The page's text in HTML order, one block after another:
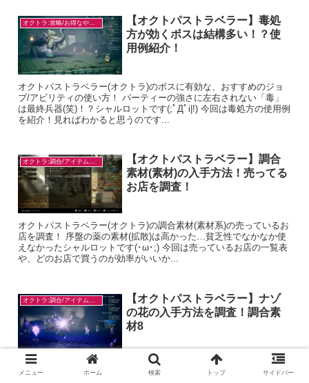
オクトラ:攻略/お得なやり方
【オクトパストラベラー】毒処
方が効くボスは結構多い！？使
用例紹介！
オクトパストラベラー(オクトラ)のボスに有効な、おすすめのジョ
ブ/アビリティの使い方！ パーティーの強さに左右されない「毒」
は最終兵器(笑)！？シャルロットです(;ﾟДﾟi|!) 今回は毒処方の使用例
を紹介！見ればわかると思うのです...
オクトラ:調合/アイテム入手
【オクトパストラベラー】調合
素材(素材)の入手方法！売ってる
お店を調査！
オクトパストラベラー(オクトラ)の調合素材(素材系)の売っているお
店を調査！ 序盤の薬の素材(拡散)は高かった…貧乏性でなかなか使
えなかったシャルロットです(･ω･;) 今回は売っているお店の一覧表
や、どのお店で買うのが効率がいいか...
オクトラ:調合/アイテム入手
【オクトパストラベラー】ナゾ
の花の入手方法を調査！調合素
材8
オクトパストラベラー(オクトラ)の調合素材、ナゾの花の入手方法
を調査！ やっぱり気になることは自力で調査？調合大好きシャルロ
メニュー ホーム 検索 トップ サイドバー